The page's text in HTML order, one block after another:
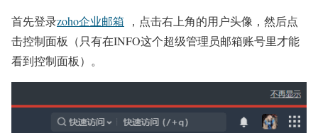
首先登录zoho企业邮箱 ，点击右上角的用户头像，然后点
击控制面板（只有在INFO这个超级管理员邮箱账号里才能
看到控制面板）。